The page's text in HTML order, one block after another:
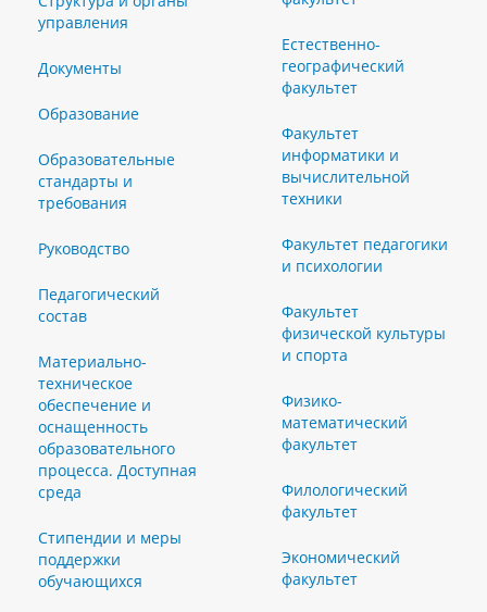
управления
Документы
Образование
Образовательные
стандарты и
требования
Руководство
Педагогический
состав
Материально-
техническое
обеспечение и
оснащенность
образовательного
процесса. Доступная
среда
Стипендии и меры
поддержки
обучающихся
Естественно-
географический
факультет
Факультет
информатики и
вычислительной
техники
Факультет педагогики
и психологии
Факультет
физической культуры
и спорта
Физико-
математический
факультет
Филологический
факультет
Экономический
факультет